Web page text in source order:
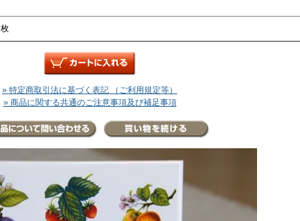
枚
» 特定商取引法に基づく表記 （ご利用規定等）
» 商品に関する共通のご注意事項及び補足事項